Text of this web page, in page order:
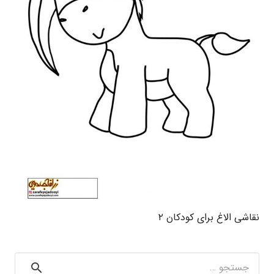
نقاشی الاغ برای کودکان ۲